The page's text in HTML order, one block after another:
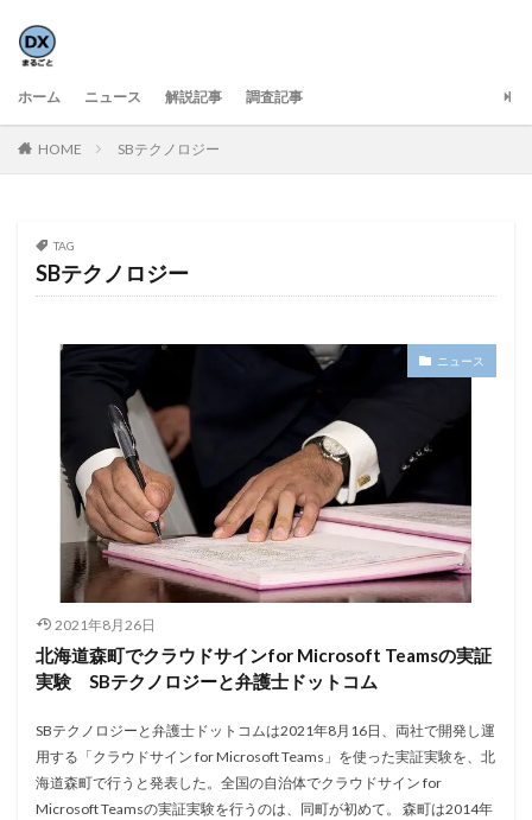
ホーム ニュース 解説記事 調査記事
HOME SBテクノロジー
TAG
SBテクノロジー
ニュース
2021年8月26日
北海道森町でクラウドサインfor Microsoft Teamsの実証
実験 SBテクノロジーと弁護士ドットコム
SBテクノロジーと弁護士ドットコムは2021年8月16日、両社で開発し運
用する「クラウドサイン for Microsoft Teams」を使った実証実験を、北
海道森町で行うと発表した。全国の自治体でクラウドサイン for
Microsoft Teamsの実証実験を行うのは、同町が初めて。 森町は2014年